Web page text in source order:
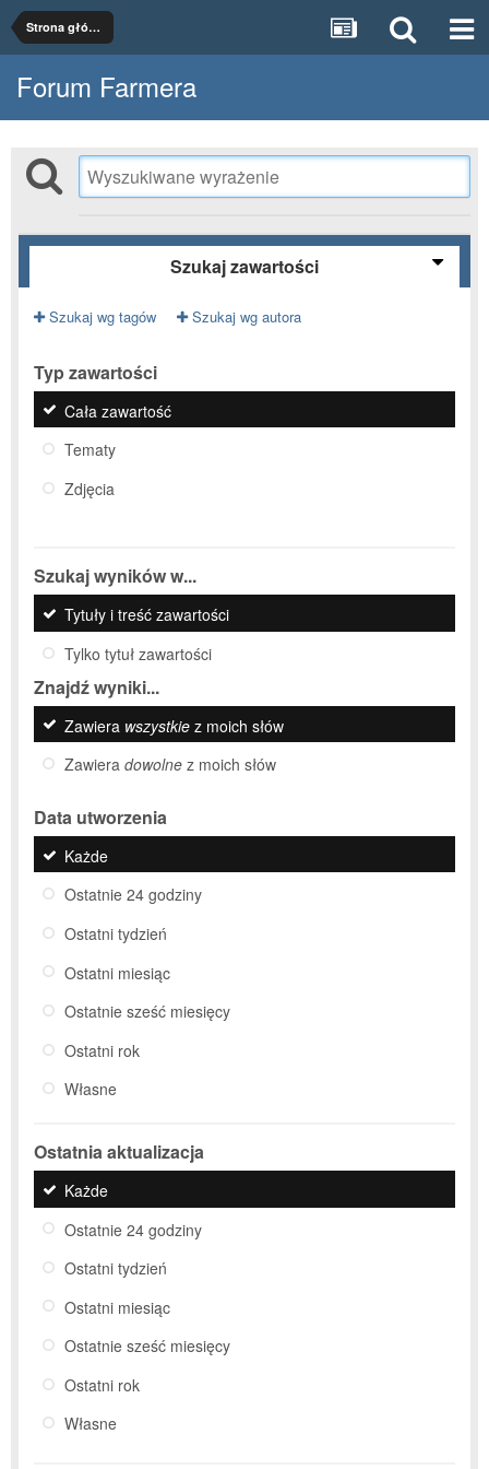
Strona główna
Forum Farmera
Szukaj zawartości
Szukaj wg tagów Szukaj wg autora
Typ zawartości
Cała zawartość
Tematy
Zdjęcia
Szukaj wyników w...
Tytuły i treść zawartości
Tylko tytuł zawartości
Znajdź wyniki...
Zawiera wszystkie z moich słów
Zawiera dowolne z moich słów
Data utworzenia
Każde
Ostatnie 24 godziny
Ostatni tydzień
Ostatni miesiąc
Ostatnie sześć miesięcy
Ostatni rok
Własne
Ostatnia aktualizacja
Każde
Ostatnie 24 godziny
Ostatni tydzień
Ostatni miesiąc
Ostatnie sześć miesięcy
Ostatni rok
Własne